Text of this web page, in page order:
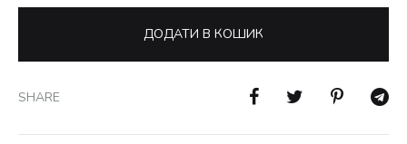
ДОДАТИ В КОШИК
SHARE